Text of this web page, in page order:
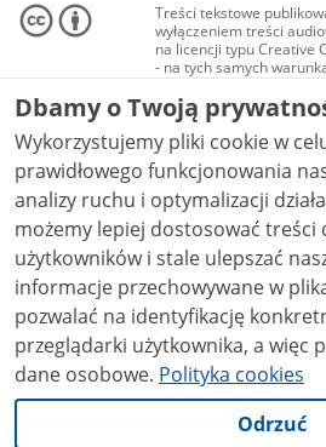
Treści tekstowe
wyłączeniem treści
na licencji typu Creative
- na tych samych
Materiały
audio i wideo, są
Creative Commons:
niekomercyjne - bez
NC-ND 4.0), o ile nie jest
Dbamy o Twoją
Wykorzystujemy pliki cookie w
prawidłowego funkcjonowania
analizy ruchu i optymalizacji działania
możemy lepiej dostosować treści
użytkowników i stale ulepszać nasze usługi.
informacje przechowywane w
pozwalać na identyfikację
przeglądarki użytkownika, a więc
dane osobowe. Polityka cookies
Odrzuć